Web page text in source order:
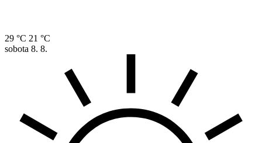
29 °C 21 °C
sobota 8. 8.